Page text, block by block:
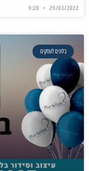
29/03/2022
בלונים לעסקים